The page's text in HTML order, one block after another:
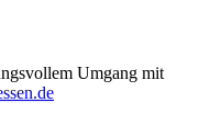
Umgang mit